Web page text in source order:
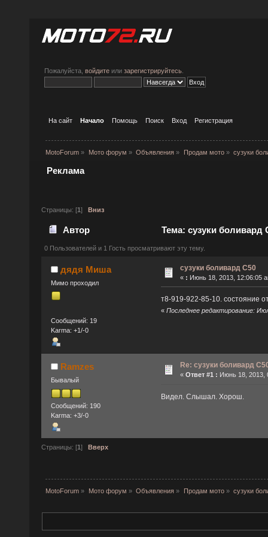
Пожалуйста, войдите или зарегистрируйтесь
На сайт Начало Помощь Поиск Вход Регистрация
MotoForum » Мото форум » Объявления » Продам мото» сузуки
Реклама
Страницы: [1] Вниз
Автор Тема: сузуки боливард
0 Пользователей и 1 Гость просматривают эту тему.
дядя Миша
Мимо проходил
Сообщений: 19
Karma: +1/-0
сузуки боливард С50
« : Июнь 18, 2013, 12:06:05
т8-919-922-85-10. состояние
« Последнее редактирование:
Ramzes
Бывалый
Сообщений: 190
Karma: +3/-0
Re: сузуки боливард
« Ответ #1 : Июнь 18, 2013,
Видел. Слышал. Хорош.
Страницы: [1] Вверх
MotoForum » Мото форум » Объявления » Продам мото» сузуки